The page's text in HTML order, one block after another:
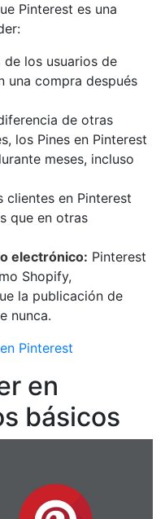
Pinterest es una
de los usuarios de
una compra después
de otras
los Pines en Pinterest
meses, incluso
clientes en Pinterest
que en otras
electrónico: Pinterest
Shopify,
la publicación de
nunca.
Pinterest
en
básicos